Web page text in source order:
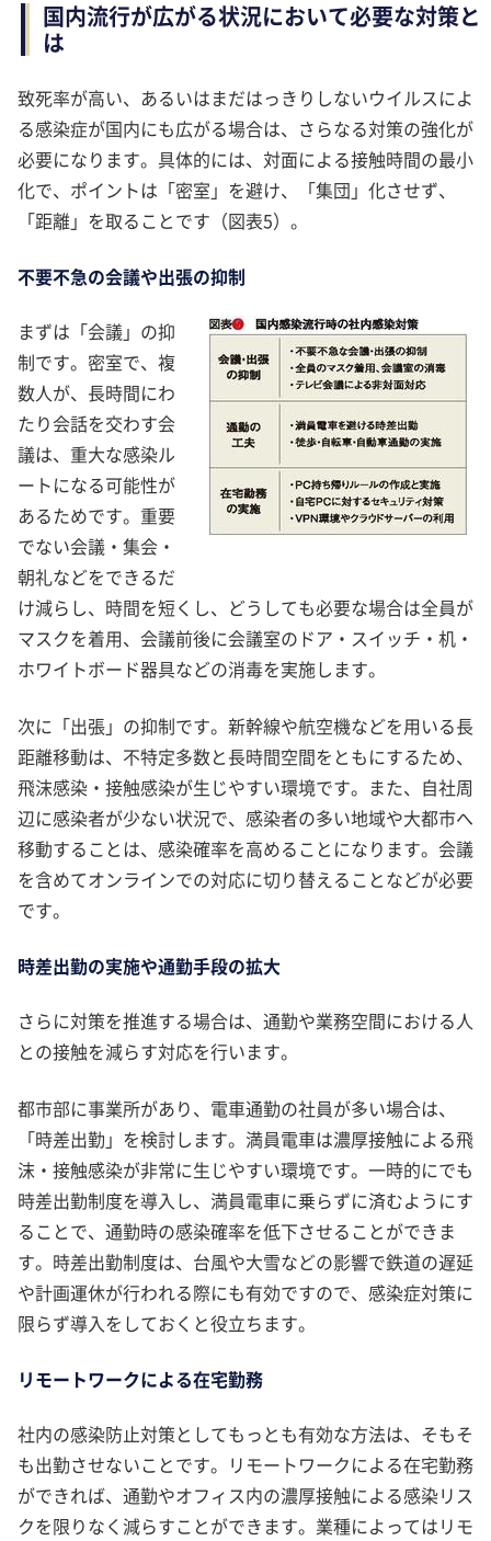
国内流行が広がる状況において必要な対策と
は
致死率が高い、あるいはまだはっきりしないウイルスによ
る感染症が国内にも広がる場合は、さらなる対策の強化が
必要になります。具体的には、対面による接触時間の最小
化で、ポイントは「密室」を避け、「集団」化させず、
「距離」を取ることです（図表5）。
不要不急の会議や出張の抑制
まずは「会議」の抑
制です。密室で、複
数人が、長時間にわ
たり会話を交わす会
議は、重大な感染ル
ートになる可能性が
あるためです。重要
でない会議・集会・
朝礼などをできるだ
け減らし、時間を短くし、どうしても必要な場合は全員が
マスクを着用、会議前後に会議室のドア・スイッチ・机・
ホワイトボード器具などの消毒を実施します。
次に「出張」の抑制です。新幹線や航空機などを用いる長
距離移動は、不特定多数と長時間空間をともにするため、
飛沫感染・接触感染が生じやすい環境です。また、自社周
辺に感染者が少ない状況で、感染者の多い地域や大都市へ
移動することは、感染確率を高めることになります。会議
を含めてオンラインでの対応に切り替えることなどが必要
です。
時差出勤の実施や通勤手段の拡大
さらに対策を推進する場合は、通勤や業務空間における人
との接触を減らす対応を行います。
都市部に事業所があり、電車通勤の社員が多い場合は、
「時差出勤」を検討します。満員電車は濃厚接触による飛
沫・接触感染が非常に生じやすい環境です。一時的にでも
時差出勤制度を導入し、満員電車に乗らずに済むようにす
ることで、通勤時の感染確率を低下させることができま
す。時差出勤制度は、台風や大雪などの影響で鉄道の遅延
や計画運休が行われる際にも有効ですので、感染症対策に
限らず導入をしておくと役立ちます。
リモートワークによる在宅勤務
社内の感染防止対策としてもっとも有効な方法は、そもそ
も出勤させないことです。リモートワークによる在宅勤務
ができれば、通勤やオフィス内の濃厚接触による感染リス
クを限りなく減らすことができます。業種によってはリモ